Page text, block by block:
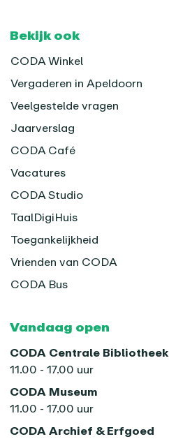
Bekijk ook
CODA Winkel
Vergaderen in Apeldoorn
Veelgestelde vragen
Jaarverslag
CODA Café
Vacatures
CODA Studio
TaalDigiHuis
Toegankelijkheid
Vrienden van CODA
CODA Bus
Vandaag open
CODA Centrale Bibliotheek
11.00 - 17.00 uur
CODA Museum
11.00 - 17.00 uur
CODA Archief & Erfgoed